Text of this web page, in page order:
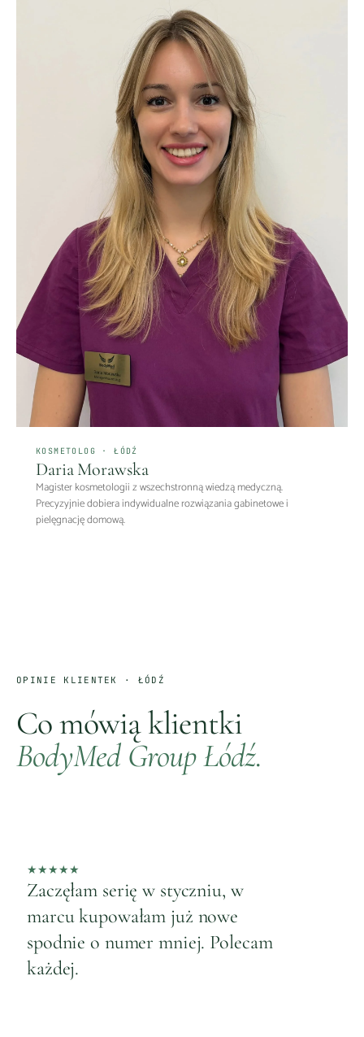
KOSMETOLOG · ŁÓDŹ
Daria Morawska
Magister kosmetologii z wszechstronną wiedzą medyczną.
Precyzyjnie dobiera indywidualne rozwiązania gabinetowe i
pielęgnację domową.
OPINIE KLIENTEK · ŁÓDŹ
Co mówią klientki
BodyMed GroupŁódź.
★★★★
BodyMed na Gdańskiej to moje 5
lat. Wszystkie zabiegi w jednym
miejscu, znają moją skórę.